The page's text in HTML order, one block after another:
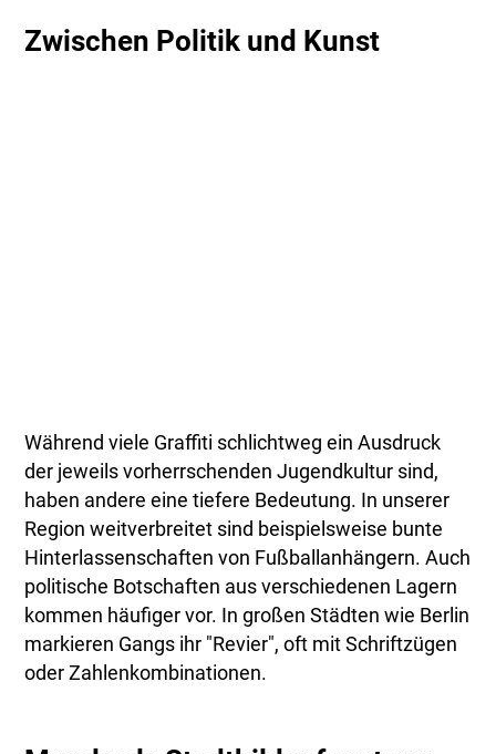
Zwischen Politik und Kunst
Während viele Graffiti schlichtweg ein Ausdruck
der jeweils vorherrschenden Jugendkultur sind,
haben andere eine tiefere Bedeutung. In unserer
Region weitverbreitet sind beispielsweise bunte
Hinterlassenschaften von Fußballanhängern. Auch
politische Botschaften aus verschiedenen Lagern
kommen häufiger vor. In großen Städten wie Berlin
markieren Gangs ihr "Revier", oft mit Schriftzügen
oder Zahlenkombinationen.